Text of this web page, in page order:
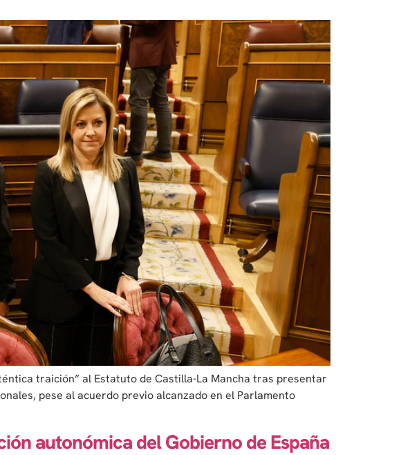
traición” al Estatuto de Castilla-La Mancha tras presentar
pese al acuerdo previo alcanzado en el Parlamento
autonómica del Gobierno de España